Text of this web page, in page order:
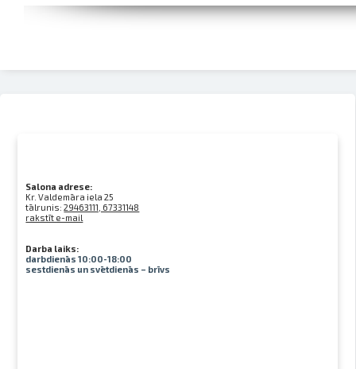
Salona adrese:
Kr. Valdemāra iela 25
tālrunis:29463111, 67331148
rakstīt e-mail
Darba laiks:
darbdienās 10:00-18:00
sestdienās un svētdienās – brīvs